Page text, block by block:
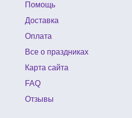
шляпа
купить киев
купить
трендовые шары
мексиканская атрибутика киев
Помощь
Доставка
Оплата
Все о праздниках
Карта сайта
FAQ
Отзывы